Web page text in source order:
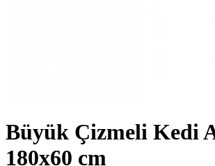
Büyük Çizmeli Kedi
180x60 cm